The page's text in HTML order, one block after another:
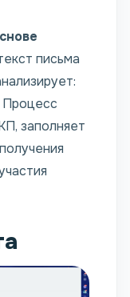
письма
Процесс
заполняет